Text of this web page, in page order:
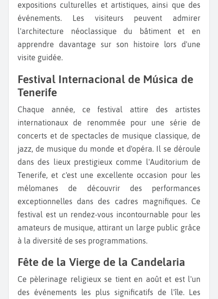
expositions culturelles et artistiques, ainsi que des
événements. Les visiteurs peuvent admirer
l'architecture néoclassique du bâtiment et en
apprendre davantage sur son histoire lors d'une
visite guidée.
Festival Internacional de Música de
Tenerife
Chaque année, ce festival attire des artistes
internationaux de renommée pour une série de
concerts et de spectacles de musique classique, de
jazz, de musique du monde et d'opéra. Il se déroule
dans des lieux prestigieux comme l'Auditorium de
Tenerife, et c'est une excellente occasion pour les
mélomanes de découvrir des performances
exceptionnelles dans des cadres magnifiques. Ce
festival est un rendez-vous incontournable pour les
amateurs de musique, attirant un large public grâce
à la diversité de ses programmations.
Fête de la Vierge de la Candelaria
Ce pèlerinage religieux se tient en août et est l'un
des événements les plus significatifs de l'île. Les